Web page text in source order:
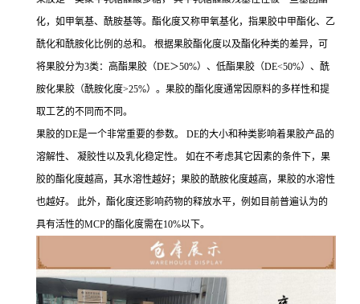
化，如甲氧基、酰胺基等。酯化度又称甲氧基化，指果胶中甲酯化、乙
酰化和酰胺化比例的总和。 根据果胶酯化度以及酯化种类的差异，可
将果胶分为3类：高酯果胶（DE＞50%）、低酯果胶（DE<50%）、酰
胺化果胶（酰胺化度>25%）。果胶的酯化度通常因原料的多样性和提
取工艺的不同而不同。
果胶的DE是一个非常重要的参数。 DE的大小和种类影响着果胶产品的
溶解性、 凝胶性以及乳化稳定性。 如在不考虑其它因素的条件下，果
胶的酯化度越高，其水溶性越好；果胶的酰胺化度越高，果胶的水溶性
也越好。 此外，酯化度还影响药物的释放水平，例如目前普遍认为的
具有活性的MCP的酯化度需在10%以下。